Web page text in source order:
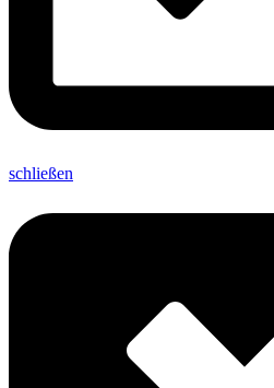
schließen